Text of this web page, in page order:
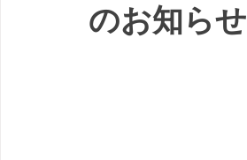
のお知らせ